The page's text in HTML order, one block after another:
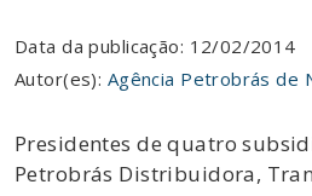
Data da publicação: 12/02/2014
Autor(es): Agência Petrobrás de
Presidentes de quatro
Petrobrás Distribuidora,